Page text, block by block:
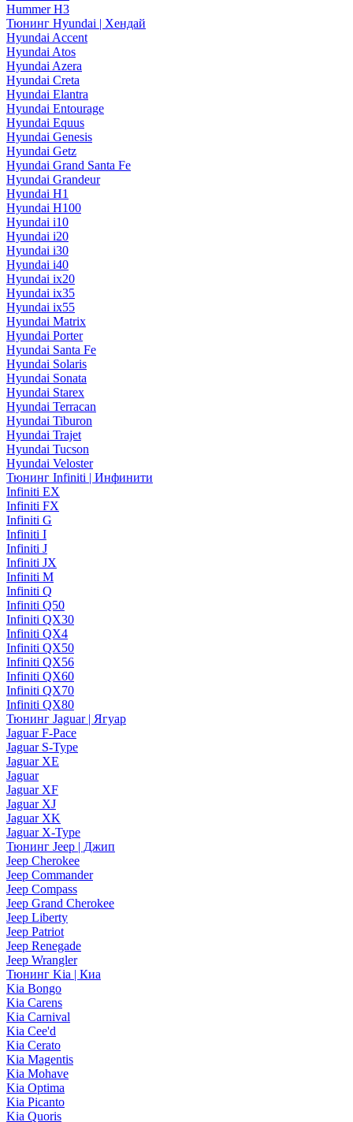
Hummer H3
Тюнинг Hyundai | Хендай
Hyundai Accent
Hyundai Atos
Hyundai Azera
Hyundai Creta
Hyundai Elantra
Hyundai Entourage
Hyundai Equus
Hyundai Genesis
Hyundai Getz
Hyundai Grand Santa Fe
Hyundai Grandeur
Hyundai H1
Hyundai H100
Hyundai i10
Hyundai i20
Hyundai i30
Hyundai i40
Hyundai ix20
Hyundai ix35
Hyundai ix55
Hyundai Matrix
Hyundai Porter
Hyundai Santa Fe
Hyundai Solaris
Hyundai Sonata
Hyundai Starex
Hyundai Terracan
Hyundai Tiburon
Hyundai Trajet
Hyundai Tucson
Hyundai Veloster
Тюнинг Infiniti | Инфинити
Infiniti EX
Infiniti FX
Infiniti G
Infiniti I
Infiniti J
Infiniti JX
Infiniti M
Infiniti Q
Infiniti Q50
Infiniti QX30
Infiniti QX4
Infiniti QX50
Infiniti QX56
Infiniti QX60
Infiniti QX70
Infiniti QX80
Тюнинг Jaguar | Ягуар
Jaguar F-Pace
Jaguar S-Type
Jaguar XE
Jaguar
Jaguar XF
Jaguar XJ
Jaguar XK
Jaguar X-Type
Тюнинг Jeep | Джип
Jeep Cherokee
Jeep Commander
Jeep Compass
Jeep Grand Cherokee
Jeep Liberty
Jeep Patriot
Jeep Renegade
Jeep Wrangler
Тюнинг Kia | Киа
Kia Bongo
Kia Carens
Kia Carnival
Kia Cee'd
Kia Cerato
Kia Magentis
Kia Mohave
Kia Optima
Kia Picanto
Kia Quoris